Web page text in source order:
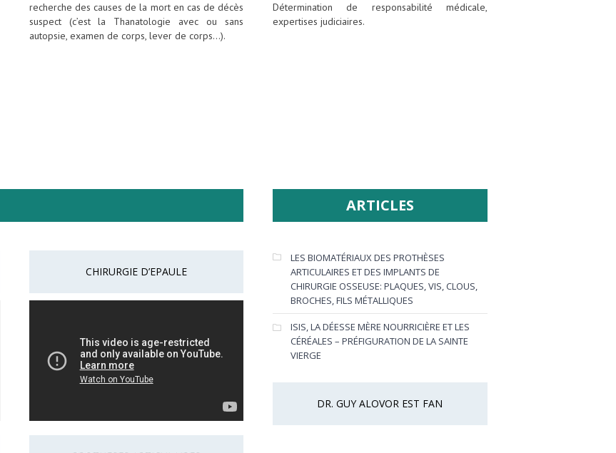
recherche des causes de la mort en cas de décès
suspect (c’est la Thanatologie avec ou sans
autopsie, examen de corps, lever de corps…).
Détermination de responsabilité médicale,
expertises judiciaires.
ARTICLES
CHIRURGIE D’EPAULE
LES BIOMATÉRIAUX DES PROTHÈSES
ARTICULAIRES ET DES IMPLANTS DE
CHIRURGIE OSSEUSE: PLAQUES, VIS, CLOUS,
BROCHES, FILS MÉTALLIQUES
ISIS, LA DÉESSE MÈRE NOURRICIÈRE ET LES
CÉRÉALES – PRÉFIGURATION DE LA SAINTE
VIERGE
DR. GUY ALOVOR EST FAN